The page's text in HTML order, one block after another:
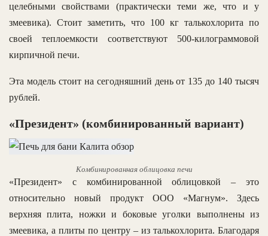
целебными свойствами (практически теми же, что и у
змеевика). Стоит заметить, что 100 кг талькохлорита по
своей теплоемкости соответствуют 500-килограммовой
кирпичной печи.
Эта модель стоит на сегодняшний день от 135 до 140 тысяч
рублей.
«Президент» (комбинированный вариант)
Комбинированная облицовка печи
«Президент» с комбинированной облицовкой – это
относительно новый продукт ООО «Магнум». Здесь
верхняя плита, ножки и боковые уголки выполнены из
змеевика, а плиты по центру – из талькохлорита. Благодаря